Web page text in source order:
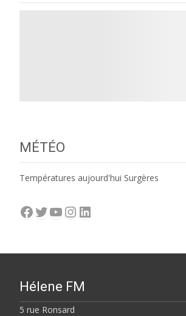
MÉTÉO
Températures aujourd'hui Surgères
Facebook
Twitter
YouTube
Instagram
LinkedIn
Hélene FM
5 rue Ronsard